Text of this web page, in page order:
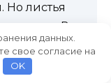
Но листья
трогать. В
данных.
свое согласие на
OK